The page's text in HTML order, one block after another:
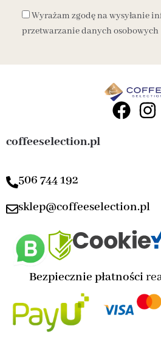
Wyrażam zgodę na wysyłanie
przetwarzanie danych osobowych
coffeeselection.pl
506 744 192
sklep@coffeeselection.pl
Bezpiecznie płatności